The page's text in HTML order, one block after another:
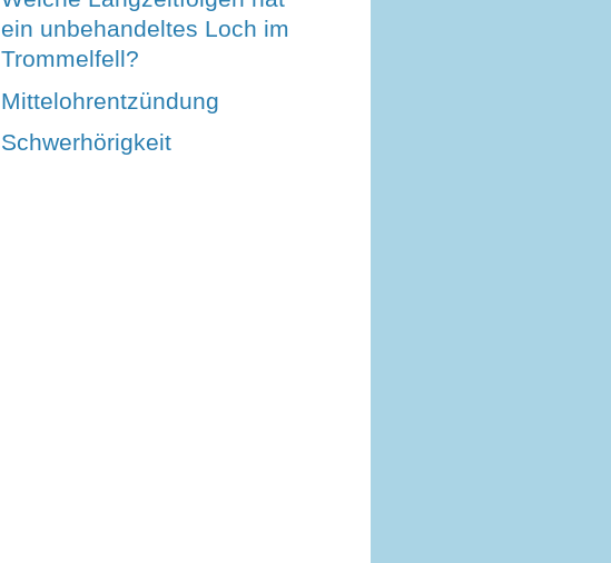
ein unbehandeltes Loch im
Trommelfell?
Mittelohrentzündung
Schwerhörigkeit